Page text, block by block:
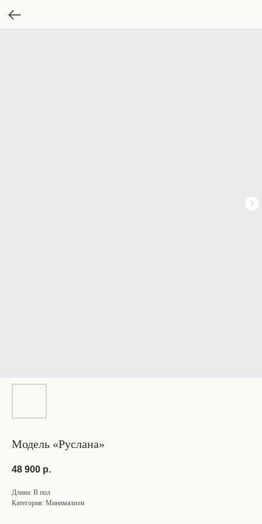
Модель «Руслана»
48 900 р.
Длина: В пол
Категория: Минимализм